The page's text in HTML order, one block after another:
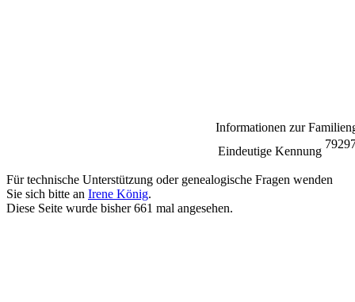
Informationen zur
Eindeutige Kennung
Für technische Unterstützung oder genealogische Fragen wenden
Sie sich bitte an Irene König.
Diese Seite wurde bisher661 mal angesehen.